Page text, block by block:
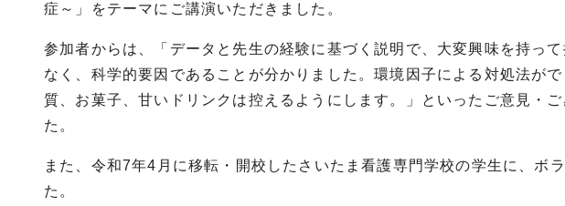
症～」をテーマにご講演いただきました。
参加者からは、「データと先生の経験に基づく説明で、大変興味を持っ
なく、科学的要因であることが分かりました。環境因子による対処法が
質、お菓子、甘いドリンクは控えるようにします。」といったご意見・
た。
また、令和7年4月に移転・開校したさいたま看護専門学校の学生に、ボ
た。